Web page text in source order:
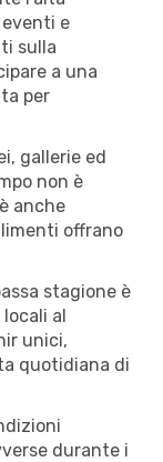
e
sulla
a una
per
gallerie ed
non è
anche
offrano
stagione è
al
unici,
quotidiana di
durante i